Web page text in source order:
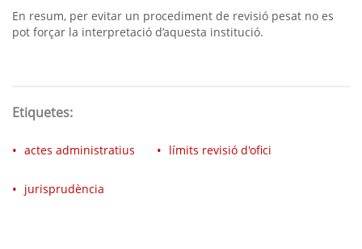
En resum, per evitar un procediment de revisió pesat no es
pot forçar la interpretació d’aquesta institució.
Etiquetes:
actes administratius límits revisió d'ofici
jurisprudència